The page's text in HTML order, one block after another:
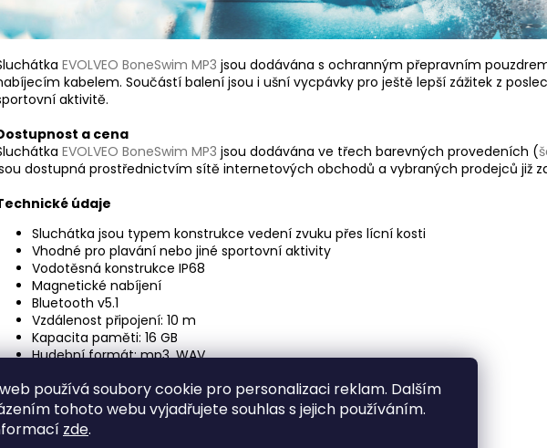
používá soubory cookie pro personalizaci reklam. Dalším
tohoto webu vyjadřujete souhlas s jejich používáním.
zde.
EVOLVEO BoneSwim MP3 jsou dodávána s ochranným přepravním
kabelem. Součástí balení jsou i ušní vycpávky pro ještě lepší zážitek z
aktivitě.
a cena
EVOLVEO BoneSwim MP3 jsou dodávána ve třech barevných provedeních (
dostupná prostřednictvím sítě internetových obchodů a vybraných prodejců již za
údaje
Sluchátka jsou typem konstrukce vedení zvuku přes lícní kosti
Vhodné pro plavání nebo jiné sportovní aktivity
Vodotěsná konstrukce IP68
Magnetické nabíjení
Bluetooth v5.1
Vzdálenost připojení: 10 m
Kapacita paměti: 16 GB
Hudební formát: mp3, WAV
Citlivost sluchátek: 90 dBm
Kapacita baterie: 160 mAh
Doba přehrávání: ≥5 hodin
Nabíjecí napětí: DC 5 V